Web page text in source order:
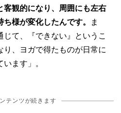
客観的になり、周囲にも左右
様が変化したんです。
ま
て、『できない』というこ
り、ヨガで得たものが日常に
ます」。
テンツが続きます